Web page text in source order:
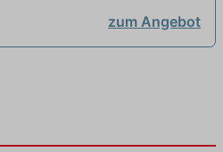
zum Angebot